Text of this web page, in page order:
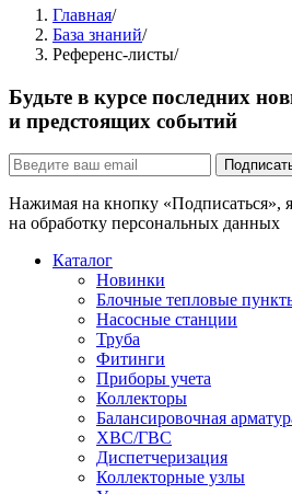
Главная/
База знаний/
Референс-листы/
Будьте в курсе последних
и предстоящих событий
Нажимая на кнопку «Подписаться»,
на обработку персональных данных
Каталог
Новинки
Блочные тепловые
Насосные станции
Труба
Фитинги
Приборы учета
Коллекторы
Балансировочная
ХВС/ГВС
Диспетчеризация
Коллекторные узлы